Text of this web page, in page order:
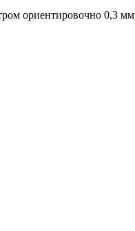
ориентировочно 0,3